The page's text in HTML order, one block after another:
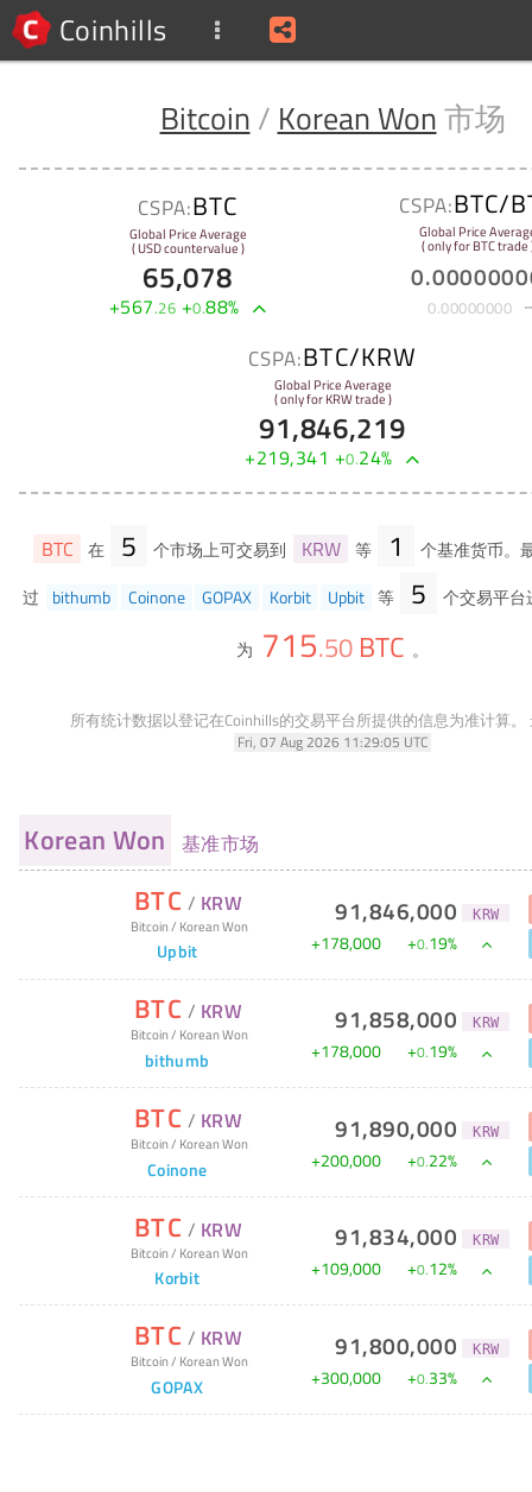
Coinhills
Bitcoin / Korean Won市场
CSPA:BTC
Global Price Average
( USD countervalue )
65,078
+567.26 +0.88%
CSPA:BTC/
Global Price
( only for BTC trade
0.
0.00000000
CSPA:BTC/KRW
Global Price Average
( only for KRW trade )
91,846,219
+219,341 +0.24%
BTC 在 5 个市场上可交易到 KRW 等 1
个基准货币。
过 bithumb Coinone GOPAX Korbit Upbit 等 5 个交易平
为 715.50 BTC 。
所有统计数据以登记在Coinhills的交易平台所提供的信息为准计算。
Fri, 07 Aug 2026 11:29:05 UTC
Korean Won 基准市场
BTC / KRW
Bitcoin/ Korean Won
Upbit
91,846,000 KRW
+178,000 +0.19%
BTC / KRW
Bitcoin/ Korean Won
bithumb
91,858,000 KRW
+178,000 +0.19%
BTC / KRW
Bitcoin/ Korean Won
Coinone
91,890,000 KRW
+200,000 +0.22%
BTC / KRW
Bitcoin/ Korean Won
Korbit
91,834,000 KRW
+109,000 +0.12%
BTC / KRW
Bitcoin/ Korean Won
GOPAX
91,800,000 KRW
+300,000 +0.33%